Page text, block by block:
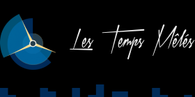
Les Temps Mêlés